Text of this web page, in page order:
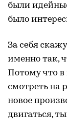
были
было
За себя
именно так,
Потому что в
смотреть на
новое
двигаться,